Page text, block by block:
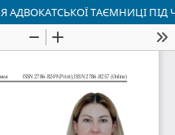
АДВОКАТСЬКОЇ ТАЄМНИЦІ